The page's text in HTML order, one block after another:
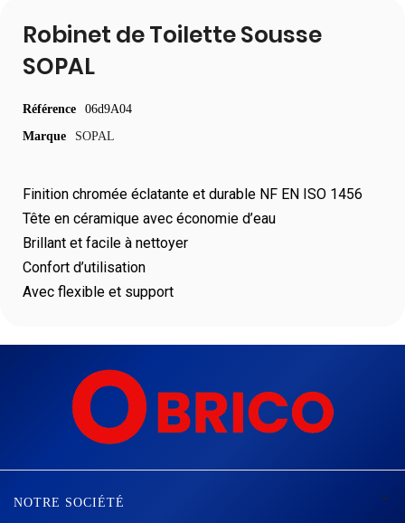
Robinet de Toilette Sousse
SOPAL
Référence
06d9A04
Marque
SOPAL
Finition chromée éclatante et durable NF EN ISO 1456
Tête en céramique avec économie d’eau
Brillant et facile à nettoyer
Confort d’utilisation
Avec flexible et support
NOTRE SOCIÉTÉ 